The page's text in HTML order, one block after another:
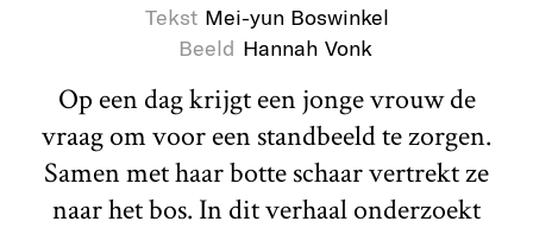
Tekst Mei-yun Boswinkel
Beeld Hannah Vonk
Op een dag krijgt een jonge vrouw de
vraag om voor een standbeeld te zorgen.
Samen met haar botte schaar vertrekt ze
naar het bos. In dit verhaal onderzoekt